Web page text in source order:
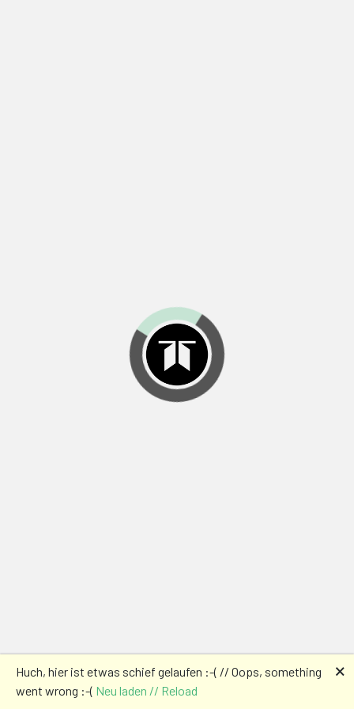
Huch, hier ist etwas schief gelaufen :-( // Oops, something
went wrong :-( Neu laden // Reload
🗙